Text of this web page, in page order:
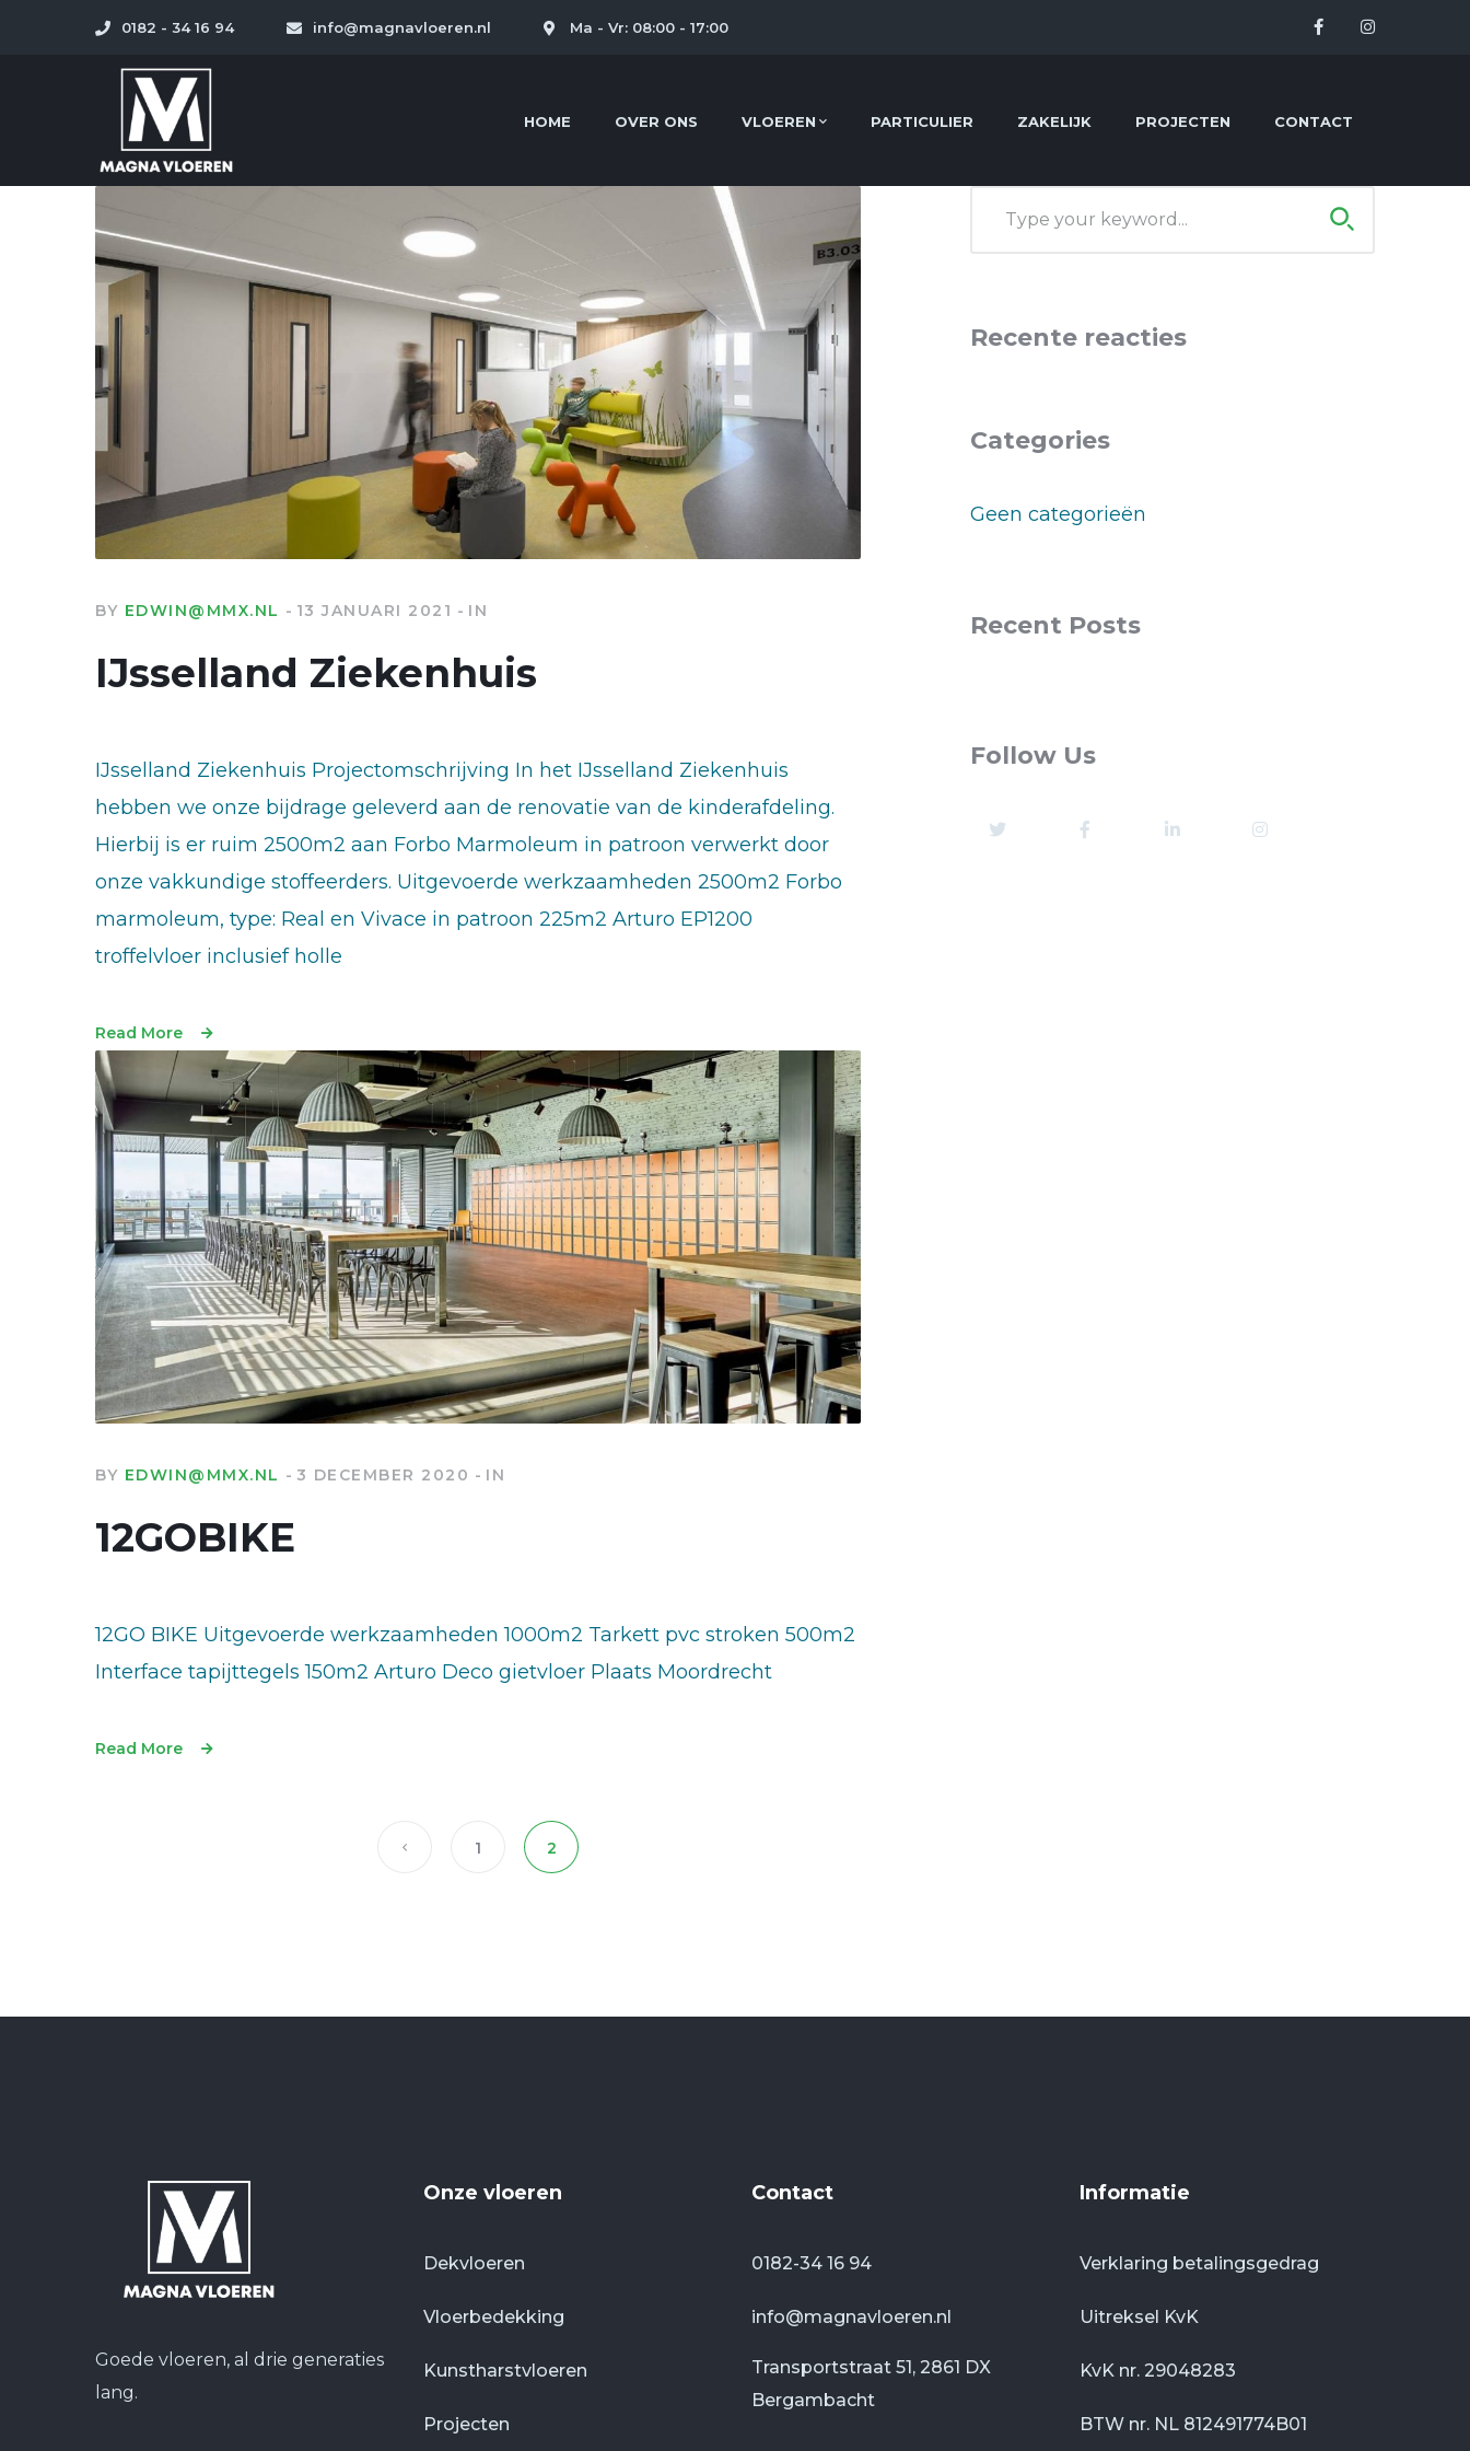
0182 - 34 16 94 info@magnavloeren.nl Ma - Vr: 08:00 - 17:00
Facebook
HOME OVER ONS VLOEREN PARTICULIER ZAKELIJK PROJECTEN CONTACT
BY EDWIN@MMX.NL 13 JANUARI 2021 IN
IJsselland Ziekenhuis
IJsselland Ziekenhuis Projectomschrijving In het IJsselland Ziekenhuis
hebben we onze bijdrage geleverd aan de renovatie van de kinderafdeling.
Hierbij is er ruim 2500m2 aan Forbo Marmoleum in patroon verwerkt door
onze vakkundige stoffeerders. Uitgevoerde werkzaamheden 2500m2 Forbo
marmoleum, type: Real en Vivace in patroon 225m2 Arturo EP1200
troffelvloer inclusief holle
Read More
BY EDWIN@MMX.NL 3 DECEMBER 2020 IN
12GOBIKE
12GO BIKE Uitgevoerde werkzaamheden 1000m2 Tarkett pvc stroken 500m2
Interface tapijttegels 150m2 Arturo Deco gietvloer Plaats Moordrecht
Read More
1 2
Recente reacties
Categories
Geen categorieën
Recent Posts
Follow Us
Goede vloeren, al drie generaties
lang.
Onze vloeren
Dekvloeren
Vloerbedekking
Kunstharstvloeren
Projecten
Contact
0182-34 16 94
info@magnavloeren.nl
Transportstraat 51, 2861 DX
Bergambacht
Informatie
Verklaring betalingsgedrag
Uitreksel KvK
KvK nr. 29048283
BTW nr. NL 812491774B01